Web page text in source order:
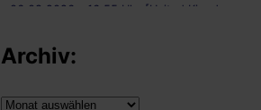
06.08.2026 - 16:55 Uhr [United Kingdom
R (on the application of
Secretary of State for the Home
Archiv:
Archiv: